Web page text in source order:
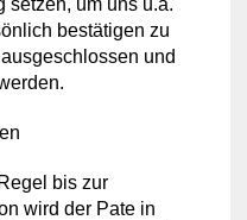
setzen, um uns u.a.
bestätigen zu
und
bis zur
wird der Pate in